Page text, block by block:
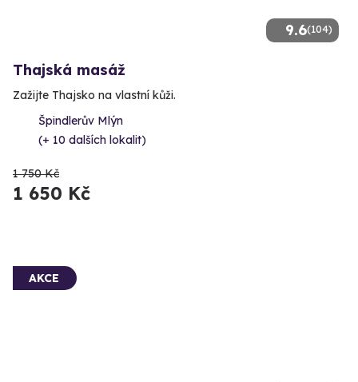
9.6(104)
Thajská masáž
Zažijte Thajsko na vlastní kůži.
Špindlerův Mlýn
(+ 10 dalších lokalit)
1 750 Kč
1 650 Kč
AKCE